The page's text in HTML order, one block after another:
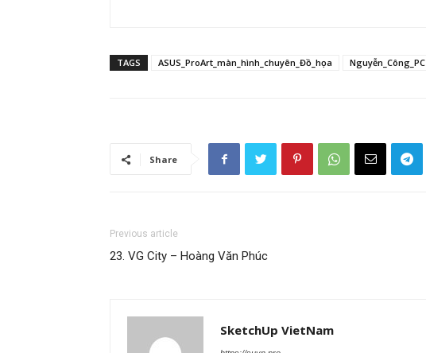
TAGS ASUS_ProArt_màn_hình_chuyên_Đồ_họa Nguyễn_Công_PC
Share
Previous article
23. VG City – Hoàng Văn Phúc
SketchUp VietNam